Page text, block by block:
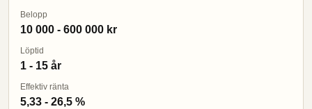
Belopp
10 000 - 600 000 kr
Löptid
1 - 15 år
Effektiv ränta
5,33 - 26,5 %